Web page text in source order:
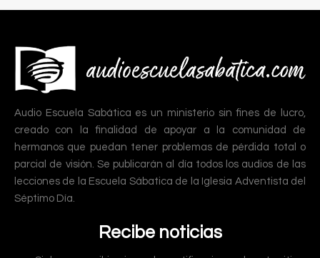
Audio Escuela Sabática es un ministerio sin fines de lucro,
creado con la finalidad de apoyar a la comunidad de
hermanos que puedan tener problemas de pérdida total o
parcial de visión. Se publicarán al día todos los audios de las
lecciones de la Escuela Sábatica de la Iglesia Adventista del
Séptimo Día.
Recibe noticias